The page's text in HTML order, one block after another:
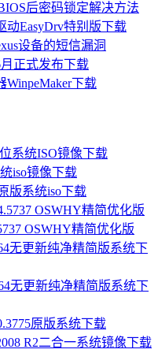
后密码锁定解决方法
动EasyDrv特别版下载
设备的短信漏洞
正式发布下载
WinpeMaker下载
系统ISO镜像下载
iso镜像下载
版系统iso下载
OSWHY精简优化版
OSWHY精简优化版
无更新纯净精简版系统下
无更新纯净精简版系统下
原版系统下载
R2二合一系统镜像下载